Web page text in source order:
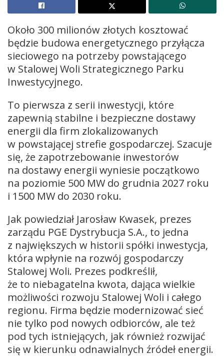
Około 300 milionów złotych kosztować
będzie budowa energetycznego przyłącza
sieciowego na potrzeby powstającego
w Stalowej Woli Strategicznego Parku
Inwestycyjnego.
To pierwsza z serii inwestycji, które
zapewnią stabilne i bezpieczne dostawy
energii dla firm zlokalizowanych
w powstającej strefie gospodarczej. Szacuje
się, że zapotrzebowanie inwestorów
na dostawy energii wyniesie początkowo
na poziomie 500 MW do grudnia 2027 roku
i 1500 MW do 2030 roku.
Jak powiedział Jarosław Kwasek, prezes
zarządu PGE Dystrybucja S.A., to jedna
z największych w historii spółki inwestycja,
która wpłynie na rozwój gospodarczy
Stalowej Woli. Prezes podkreślił,
że to niebagatelna kwota, dająca wielkie
możliwości rozwoju Stalowej Woli i całego
regionu. Firma będzie modernizować sieć
nie tylko pod nowych odbiorców, ale też
pod tych istniejących, jak również rozwijać
się w kierunku odnawialnych źródeł energii.